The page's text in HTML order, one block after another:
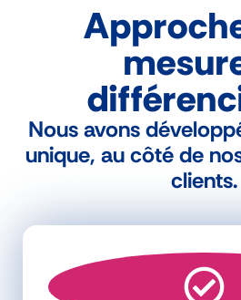
Nous avons
unique, au côté de
clients.